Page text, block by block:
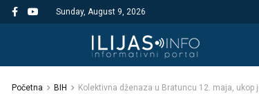
Sunday, August 9, 2026
Početna BIH Kolektivna dženaza u Bratuncu 12. maja,